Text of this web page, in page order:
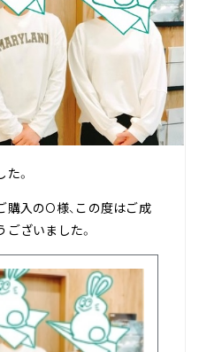
。
入のO様、この度はご成
ざいました。